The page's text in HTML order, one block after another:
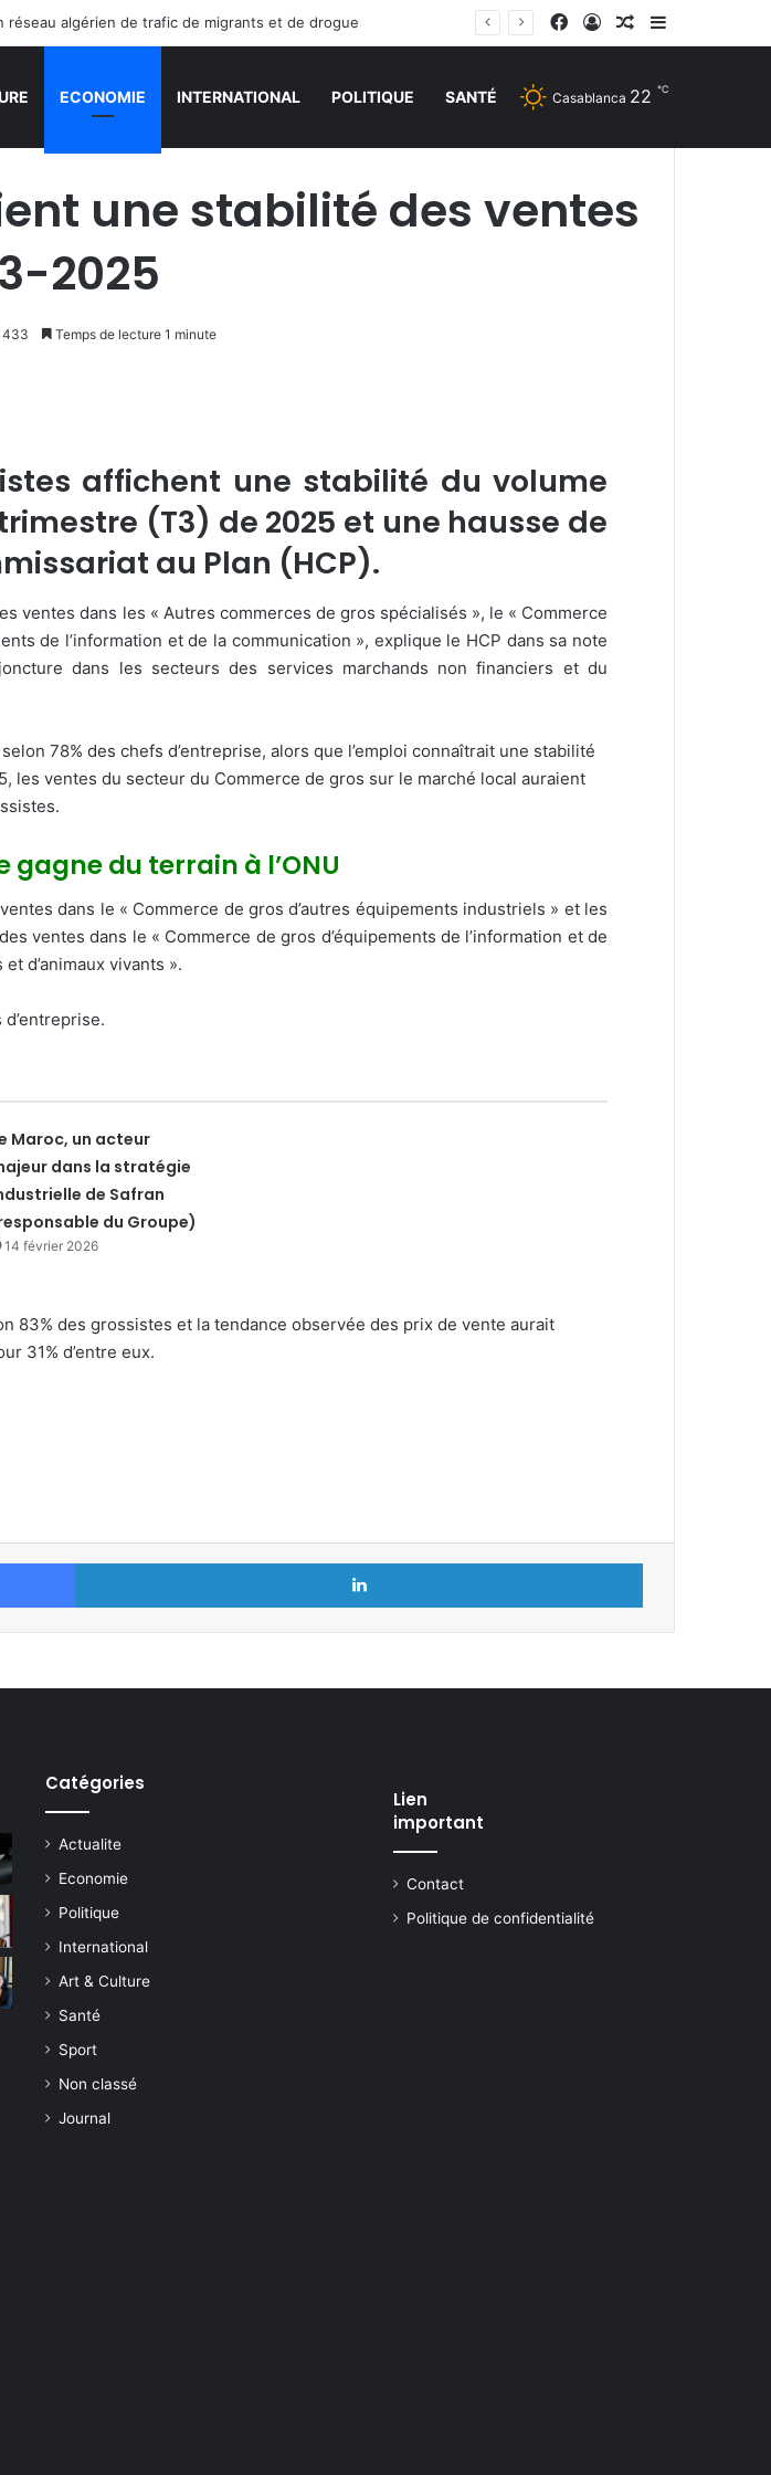
réseau algérien de trafic de migrants et de drogue Facebook
Connexion
Article Aléatoire
Sidebar
ECONOMIE INTERNATIONAL POLITIQUE SANTÉ Casablanca 22 ℃
une stabilité des ventes
2025
433 Temps de lecture 1 minute
affichent une stabilité du volume
(T3) de 2025 et une hausse de
au Plan (HCP).
ventes dans les « Autres commerces de gros spécialisés », le « Commerce
de l’information et de la communication », explique le HCP dans sa note
dans les secteurs des services marchands non financiers et du
78% des chefs d’entreprise, alors que l’emploi connaîtrait une stabilité
ventes du secteur du Commerce de gros sur le marché local auraient
gagne du terrain à l’ONU
dans le « Commerce de gros d’autres équipements industriels » et les
ventes dans le « Commerce de gros d’équipements de l’information et de
d’animaux vivants ».
Maroc, un acteur
dans la stratégie
de Safran
du Groupe)
14 février 2026
83% des grossistes et la tendance observée des prix de vente aurait
31% d’entre eux.
Facebook Linkedin
Catégories
Actualite
Economie
Politique
International
Art & Culture
Santé
Sport
Non classé
Journal
Lien
important
Contact
Politique de confidentialité